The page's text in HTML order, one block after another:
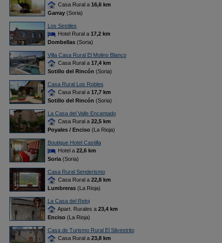
Casa Rural a 16,6 km
Garray(Soria)
Los Sestiles
Hotel Rural a 17,2 km
Dombellas(Soria)
Villa Casa Rural El Molino Blanco
Casa Rural a 17,4 km
Sotillo del Rincón (Soria)
Casa Rural Los Robles
Casa Rural a 17,7 km
Sotillo del Rincón (Soria)
La Casa del Valle Encantado
Casa Rural a 22,5 km
Poyales / Enciso(La Rioja)
Boutique Hotel Castilla
Hotel a 22,6 km
Soria(Soria)
Casa Rural Senderismo
Casa Rural a 22,8 km
Lumbreras(La Rioja)
La Casa del Reloj
Apart. Rurales a 23,4 km
Enciso(La Rioja)
Casa de Turismo Rural El Silvestrito
Casa Rural a 23,8 km